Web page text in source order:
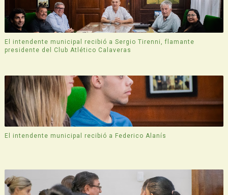
El intendente municipal recibió a Sergio Tirenni, flamante
presidente del Club Atlético Calaveras
El intendente municipal recibió a Federico Alanís